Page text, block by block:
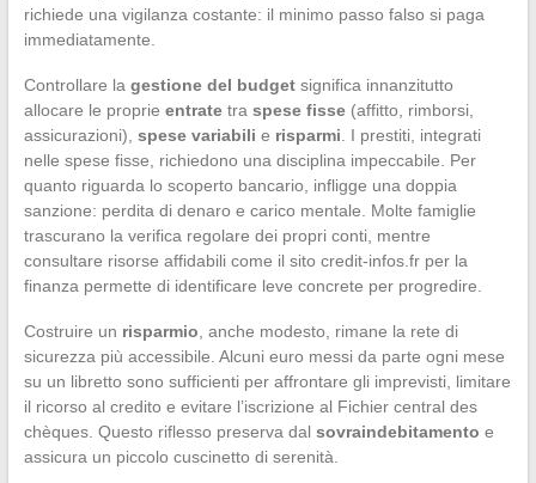
richiede una vigilanza costante: il minimo passo falso si paga
immediatamente.
Controllare la gestione del budgetsignifica innanzitutto
allocare le proprie entratetra spese fisse(affitto, rimborsi,
assicurazioni), spese variabili e risparmi . I prestiti, integrati
nelle spese fisse, richiedono una disciplina impeccabile. Per
quanto riguarda lo scoperto bancario, infligge una doppia
sanzione: perdita di denaro e carico mentale. Molte famiglie
trascurano la verifica regolare dei propri conti, mentre
consultare risorse affidabili come il sito credit-infos.fr per la
finanza permette di identificare leve concrete per progredire.
Costruire un risparmio , anche modesto, rimane la rete di
sicurezza più accessibile. Alcuni euro messi da parte ogni mese
su un libretto sono sufficienti per affrontare gli imprevisti, limitare
il ricorso al credito e evitare l’iscrizione al Fichier central des
chèques. Questo riflesso preserva dal sovraindebitamento e
assicura un piccolo cuscinetto di serenità.